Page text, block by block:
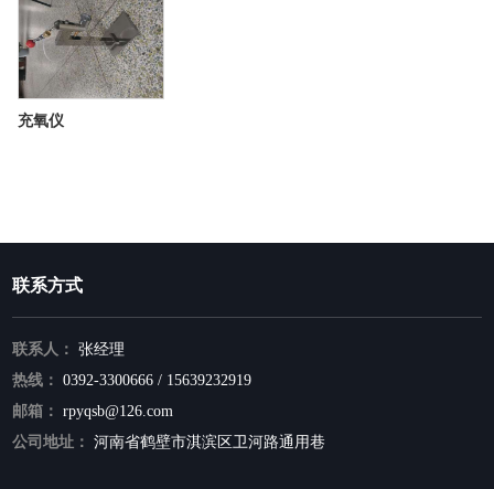
充氧仪
联系方式
联系人：
张经理
热线：
0392-3300666 / 15639232919
邮箱：
rpyqsb@126.com
公司地址：
河南省鹤壁市淇滨区卫河路通用巷